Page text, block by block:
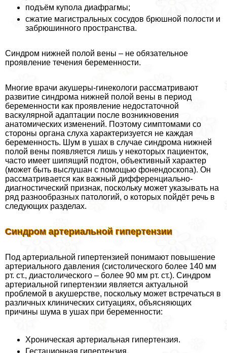
подъём купола диафрагмы;
сжатие магистральных сосудов брюшной полости и
забрюшинного прострaнcтва.
Синдром нижней полой вены – не обязательное
проявление течения беременности.
Многие врачи акушеры-гинекологи рассматривают
развитие синдрома нижней полой вены в период
беременности как проявление недостаточной
васкулярной адаптации после возникновения
анатомических изменений. Поэтому симптомами со
стороны органа слуха хаpaктеризуется не каждая
беременность. Шум в ушах в случае синдрома нижней
полой вены появляется лишь у некоторых пациенток,
часто имеет шипящий подтон, объективный хаpaктер
(может быть выслушан с помощью фонендоскопа). Он
рассматривается как важный дифференциально-
диагностический признак, поскольку может указывать на
ряд разнообразных патологий, о которых пойдёт речь в
следующих разделах.
Синдром артериальной гипертензии
Под артериальной гипертензией понимают повышение
артериального давления (систолического более 140 мм
рт. ст., диастолического – более 90 мм рт. ст.). Синдром
артериальной гипертензии является актуальной
проблемой в акушерстве, поскольку может встречаться в
различных клинических ситуациях, объясняющих
причины шума в ушах при беременности:
Хроническая артериальная гипертензия.